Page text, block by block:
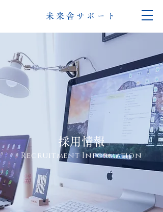
未来舎サポート
採用情報
Recruitment Information